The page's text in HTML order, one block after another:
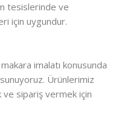
tesislerinde ve
için uygundur.
imalatı konusunda
Ürünlerimiz
ve sipariş vermek için